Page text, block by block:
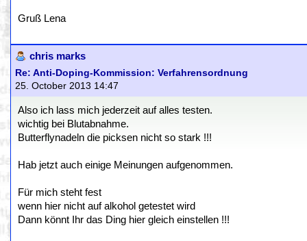
Gruß Lena
chris marks
Re: Anti-Doping-Kommission: Verfahrensordnung
25. October 2013 14:47
Also ich lass mich jederzeit auf alles testen.
wichtig bei Blutabnahme.
Butterflynadeln die picksen nicht so stark !!!
Hab jetzt auch einige Meinungen aufgenommen.
Für mich steht fest
wenn hier nicht auf alkohol getestet wird
Dann könnt Ihr das Ding hier gleich einstellen !!!